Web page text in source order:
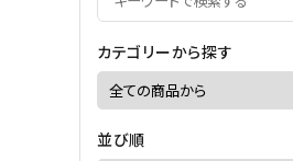
ショッピングバック
カテゴリーから探す
並び順